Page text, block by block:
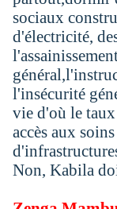
sociaux
d'électricité,
l'insécurité
vie d'où le taux
accès aux
Non, Kabila